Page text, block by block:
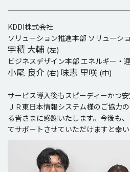
KDDI株式会社
ソリューション推進本部 ソリューシ
宇積 大輔 (左)
ビジネスデザイン本部 エネルギー・
小尾 良介 (右) 味志 里咲 (中)
サービス導入後もスピーディーかつ
ＪＲ東日本情報システム様のご協力
る皆さまに感謝いたします。今後も
てサポートさせていただけますと幸い